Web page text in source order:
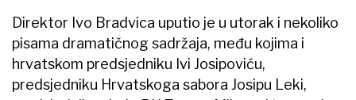
Direktor Ivo Bradvica uputio je u utorak i nekoliko
pisama dramatičnog sadržaja, među kojima i
hrvatskom predsjedniku Ivi Josipoviću,
predsjedniku Hrvatskoga sabora Josipu Leki,